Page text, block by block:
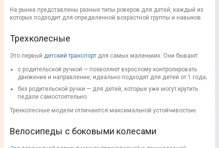
На рынке представлены разные типы роверов для детей, каждый из
которых подходит для определенной возрастной группы и навыков.
Трехколесные
Это первый детский транспорт для самых маленьких. Они бывают:
с родительской ручкой — позволяют взрослому контролировать
движение и направление, идеально подходят для детей от 1 года;
без родительской ручки — для детей, которые уже могут крутить
педали самостоятельно.
Трехколесные модели отличаются максимальной устойчивостью.
Велосипеды с боковыми колесами